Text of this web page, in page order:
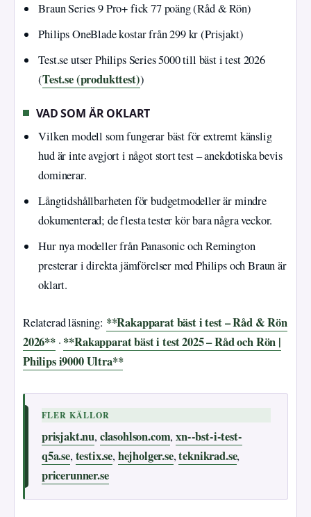
Braun Series 9 Pro+ fick 77 poäng (Råd & Rön)
Philips OneBlade kostar från 299 kr (Prisjakt)
Test.se utser Philips Series 5000 till bäst i test 2026
(Test.se (produkttest))
VAD SOM ÄR OKLART
Vilken modell som fungerar bäst för extremt känslig
hud är inte avgjort i något stort test – anekdotiska bevis
dominerar.
Långtidshållbarheten för budgetmodeller är mindre
dokumenterad; de flesta tester kör bara några veckor.
Hur nya modeller från Panasonic och Remington
presterar i direkta jämförelser med Philips och Braun är
oklart.
Relaterad läsning: **Rakapparat bäst i test – Råd & Rön
2026**· **Rakapparat bäst i test 2025 – Råd och Rön |
Philips i9000 Ultra**
FLER KÄLLOR
prisjakt.nu,clasohlson.com,xn--bst-i-test-
q5a.se,testix.se,hejholger.se,teknikrad.se,
pricerunner.se